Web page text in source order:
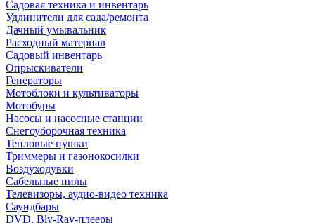
Садовая техника и инвентарь
Удлинители для сада/ремонта
Дачный умывальник
Расходный материал
Садовый инвентарь
Опрыскиватели
Генераторы
Мотоблоки и культиваторы
Мотобуры
Насосы и насосные станции
Снегоуборочная техника
Тепловые пушки
Триммеры и газонокосилки
Воздуходувки
Сабельные пилы
Телевизоры, аудио-видео техника
Саундбары
DVD, Bly-Ray-плееры